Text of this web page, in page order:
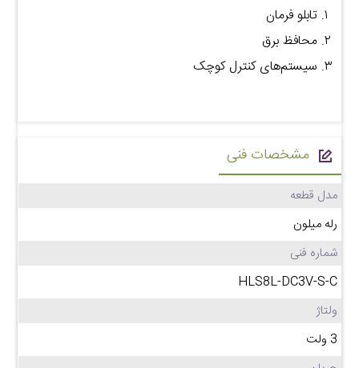
تابلو فرمان
محافظ برق
سیستم‌های کنترل کوچک
مشخصات فنی
مدل قطعه
رله میلون
شماره فنی
HLS8L-DC3V-S-C
ولتاژ
3 ولت